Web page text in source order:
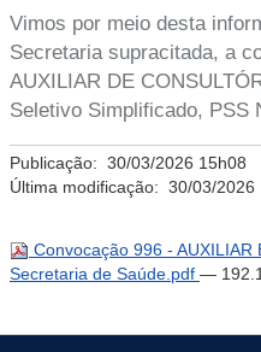
Vimos por meio desta
Secretaria supracitada, a
AUXILIAR DE
Seletivo Simplificado, PSS
Publicação: 30/03/2026 15h08
Última modificação: 30/03/2026
Convocação 996 - AUXILIAR
Secretaria de Saúde.pdf —